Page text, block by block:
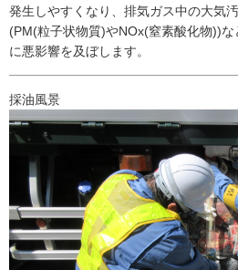
発生しやすくなり、排気ガス中の大気
(PM(粒子状物質)やNOx(窒素酸化物))
に悪影響を及ぼします。
採油風景